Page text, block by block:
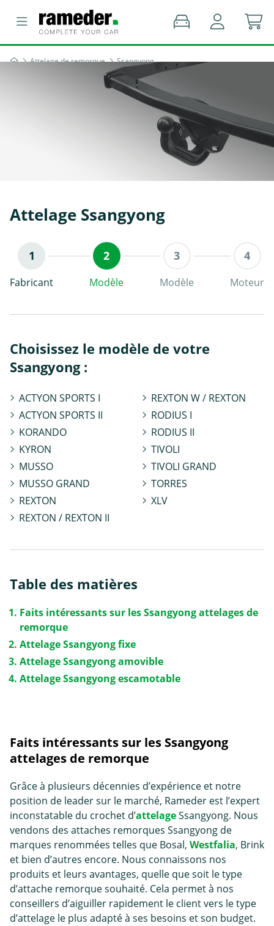
Attelage de remorque Ssangyong
Attelage Ssangyong
Fabricant Modèle Modèle Moteur
Choisissez le modèle de votre
Ssangyong :
ACTYON SPORTS I
ACTYON SPORTS II
KORANDO
KYRON
MUSSO
MUSSO GRAND
REXTON
REXTON / REXTON II
REXTON W / REXTON
RODIUS I
RODIUS II
TIVOLI
TIVOLI GRAND
TORRES
XLV
Table des matières
Faits intéressants sur les Ssangyong attelages de
remorque
Attelage Ssangyong fixe
Attelage Ssangyong amovible
Attelage Ssangyong escamotable
Faits intéressants sur les Ssangyong
attelages de remorque
Grâce à plusieurs décennies d’expérience et notre
position de leader sur le marché, Rameder est l’expert
inconstatable du crochet d’attelageSsangyong. Nous
vendons des attaches remorques Ssangyong de
marques renommées telles que Bosal, Westfalia, Brink
et bien d’autres encore. Nous connaissons nos
produits et leurs avantages, quelle que soit le type
d’attache remorquesouhaité. Cela permet à nos
conseillers d’aiguiller rapidement le client vers le type
d’attelage le plus adapté à ses besoins et son budget.